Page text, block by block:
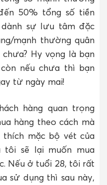
50% tổng số tiền
sự lưu tâm đặc
mạnh thường quân
Hy vọng là bạn
nếu chưa thì bạn
từ ngày mai!
hàng quan trọng
hàng theo cách mà
thích mặc bộ vét của
tôi sẽ lại muốn mua
Nếu ở tuổi 28, tôi rất
sử dụng thì sau này,